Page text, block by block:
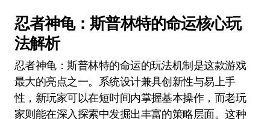
忍者神龟：斯普林特的命运核心玩
法解析
忍者神龟：斯普林特的命运的玩法机制是这款游戏
最大的亮点之一。系统设计兼具创新性与易上手
性，新玩家可以在短时间内掌握基本操作，而老玩
家则能在深入探索中发掘出丰富的策略层面。这种